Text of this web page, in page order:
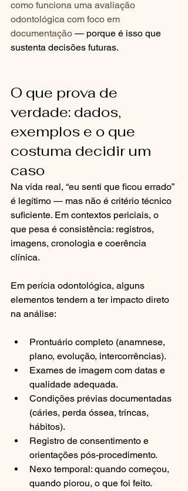
como funciona uma avaliação
odontológica com foco em
documentação — porque é isso que
sustenta decisões futuras.
O que prova de
verdade: dados,
exemplos e o que
costuma decidir um
caso
Na vida real, “eu senti que ficou errado”
é legítimo — mas não é critério técnico
suficiente. Em contextos periciais, o
que pesa é consistência: registros,
imagens, cronologia e coerência
clínica.
Em perícia odontológica, alguns
elementos tendem a ter impacto direto
na análise:
Prontuário completo (anamnese,
plano, evolução, intercorrências).
Exames de imagem com datas e
qualidade adequada.
Condições prévias documentadas
(cáries, perda óssea, trincas,
hábitos).
Registro de consentimento e
orientações pós-procedimento.
Nexo temporal: quando começou,
quando piorou, o que foi feito.